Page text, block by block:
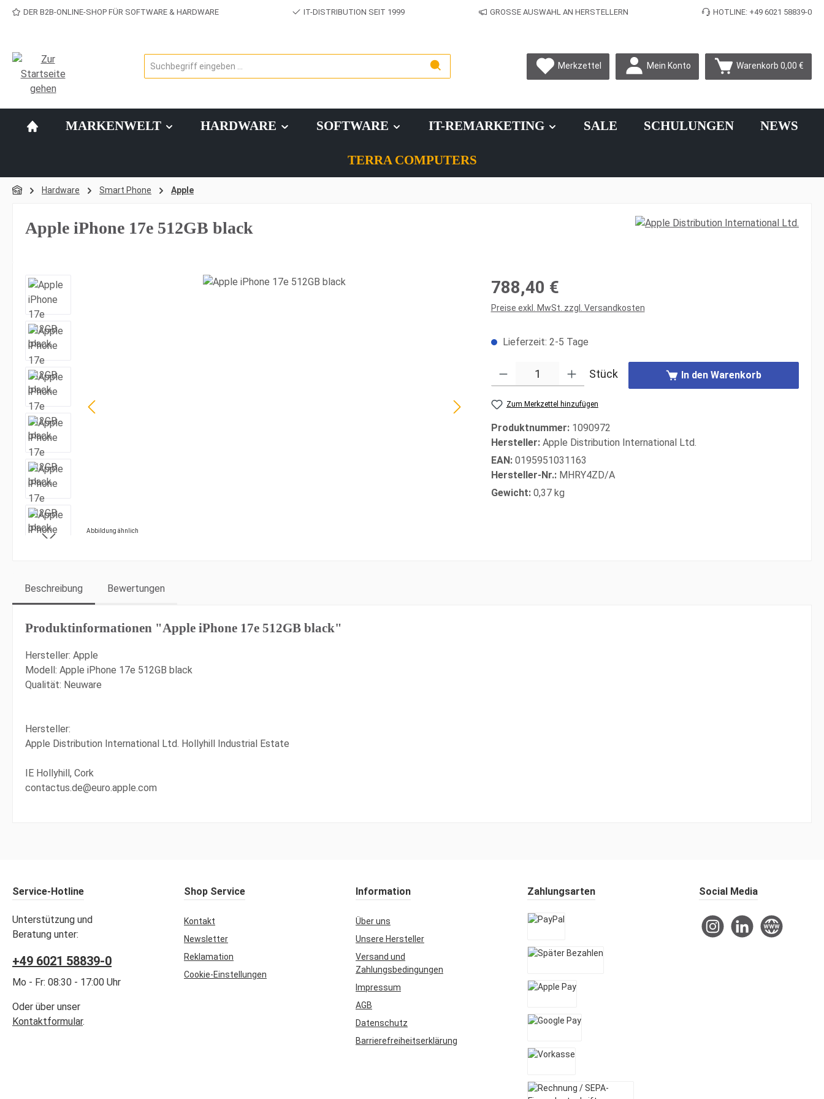
Hauptinhalt springen
Zur Suche springen
Zur Hauptnavigation springen
DER B2B-ONLINE-SHOP FÜR SOFTWARE & HARDWARE IT-DISTRIBUTION SEIT 1999 GROSSE AUSWAHL AN HERSTELLERN HOTLINE: +49 6021 58839-0
Merkzettel Mein Konto Warenkorb 0,00 €
MARKENWELT HARDWARE SOFTWARE IT-REMARKETING SALE SCHULUNGEN NEWS
TERRA COMPUTERS
Hardware Smart Phone Apple
Apple iPhone 17e 512GB black
Bildergalerie überspringen
Abbildung ähnlich
Regulärer Preis:
788,40 €
Preise exkl. MwSt. zzgl. Versandkosten
Lieferzeit: 2-5 Tage
Produkt Anzahl: Gib den gewünschten Wert ein oder benutze die Schaltflächen um
Stück In den Warenkorb
Zum Merkzettel hinzufügen
Produktnummer: 1090972
Hersteller: Apple Distribution International Ltd.
EAN: 0195951031163
Hersteller-Nr.: MHRY4ZD/A
Gewicht: 0,37 kg
Beschreibung Bewertungen
Produktinformationen "Apple iPhone 17e 512GB black"
Hersteller: Apple
Modell: Apple iPhone 17e 512GB black
Qualität: Neuware
Hersteller:
Apple Distribution International Ltd. Hollyhill Industrial Estate
IE Hollyhill, Cork
contactus.de@euro.apple.com
Service-Hotline
Unterstützung und
Beratung unter:
+49 6021 58839-0
Mo - Fr: 08:30 - 17:00 Uhr
Oder über unser
Kontaktformular.
Shop Service
Kontakt
Newsletter
Reklamation
Cookie-Einstellungen
Information
Über uns
Unsere Hersteller
Versand und
Zahlungsbedingungen
Impressum
AGB
Datenschutz
Barrierefreiheitserklärung
Zahlungsarten
Vorkasse
PayPal
Später Bezahlen
Apple Pay
Google Pay
Social Media
InstagramLinkedIn Website